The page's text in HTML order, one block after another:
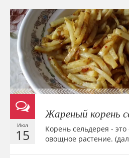
Июл
15
Жареный корень
Корень сельдерея -
овощное растение.